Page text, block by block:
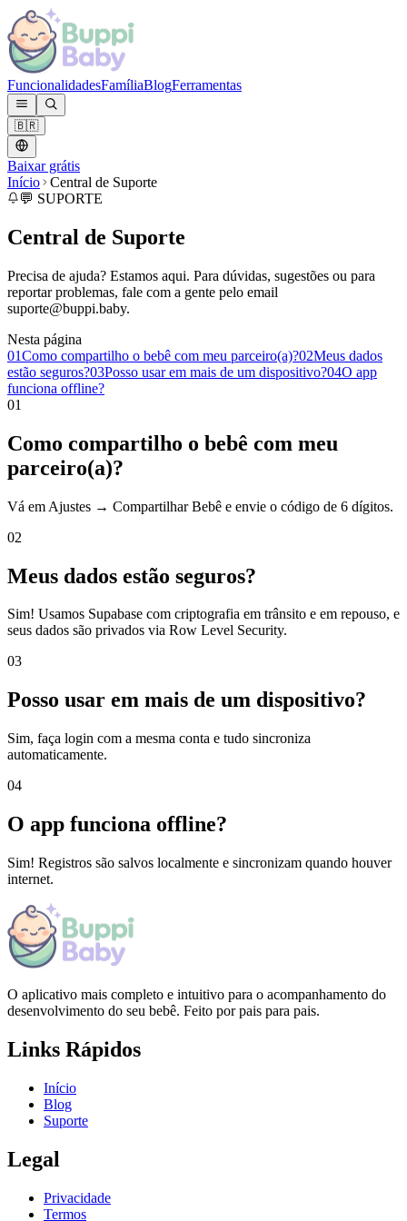
FuncionalidadesFamíliaBlogFerramentas
🇧🇷
Baixar grátis
Início
Central de Suporte
💬 SUPORTE
Central de Suporte
Precisa de ajuda? Estamos aqui. Para dúvidas, sugestões ou para
reportar problemas, fale com a gente pelo email
suporte@buppi.baby.
Nesta página
01Como compartilho o bebê com meu parceiro(a)?02Meus dados
estão seguros?03Posso usar em mais de um dispositivo?04O app
funciona offline?
01
Como compartilho o bebê com meu
parceiro(a)?
Vá em Ajustes → Compartilhar Bebê e envie o código de 6 dígitos.
02
Meus dados estão seguros?
Sim! Usamos Supabase com criptografia em trânsito e em repouso, e
seus dados são privados via Row Level Security.
03
Posso usar em mais de um dispositivo?
Sim, faça login com a mesma conta e tudo sincroniza
automaticamente.
04
O app funciona offline?
Sim! Registros são salvos localmente e sincronizam quando houver
internet.
O aplicativo mais completo e intuitivo para o acompanhamento do
desenvolvimento do seu bebê. Feito por pais para pais.
Links Rápidos
Início
Blog
Suporte
Legal
Privacidade
Termos